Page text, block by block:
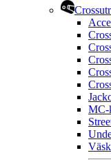
MC-